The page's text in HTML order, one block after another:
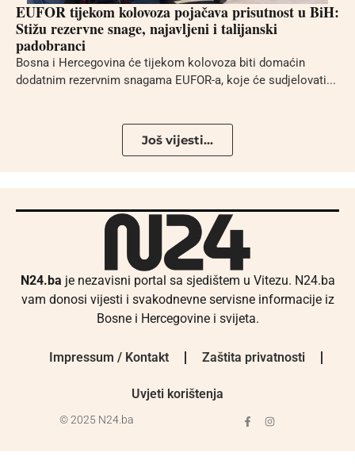
EUFOR tijekom kolovoza pojačava prisutnost u BiH:
Stižu rezervne snage, najavljeni i talijanski
padobranci
Bosna i Hercegovina će tijekom kolovoza biti domaćin
dodatnim rezervnim snagama EUFOR-a, koje će sudjelovati...
Još vijesti...
N24.ba je nezavisni portal sa sjedištem u Vitezu. N24.ba
vam donosi vijesti i svakodnevne servisne informacije iz
Bosne i Hercegovine i svijeta.
Impressum / Kontakt Zaštita privatnosti
Uvjeti korištenja
© 2025 N24.ba